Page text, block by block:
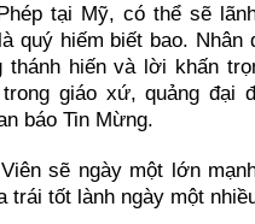
tại Mỹ, có thể sẽ
quý hiếm biết bao. Nhân
hiến và lời khấn
giáo xứ, quảng đại
báo Tin Mừng.
sẽ ngày một lớn
trái tốt lành ngày một